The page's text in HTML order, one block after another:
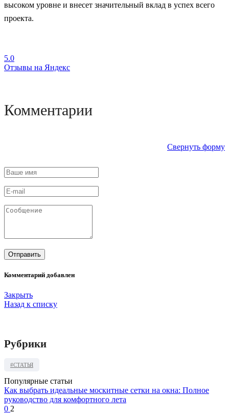
высоком уровне и внесет значительный вклад в успех всего
проекта.
5.0
Отзывы на Яндекс
Комментарии
Свернуть форму
Комментарий добавлен
Закрыть
Назад к списку
Рубрики
#СТАТЬЯ
Популярные статьи
Как выбрать идеальные москитные сетки на окна: Полное
руководство для комфортного лета
0 2